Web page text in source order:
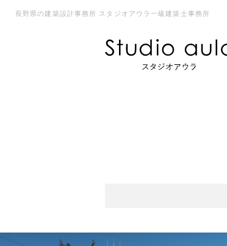
長野県の建築設計事務所 スタジオアウラ一級建築士事務所